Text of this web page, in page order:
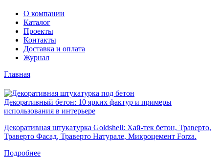
О компании
Каталог
Проекты
Контакты
Доставка и оплата
Журнал
Главная
Декоративный бетон: 10 ярких фактур и примеры
использования в интерьере
Декоративная штукатурка Goldshell: Хай-тек бетон, Траверто,
Траверто Фасад, Траверто Натурале, Микроцемент Forza.
Подробнее